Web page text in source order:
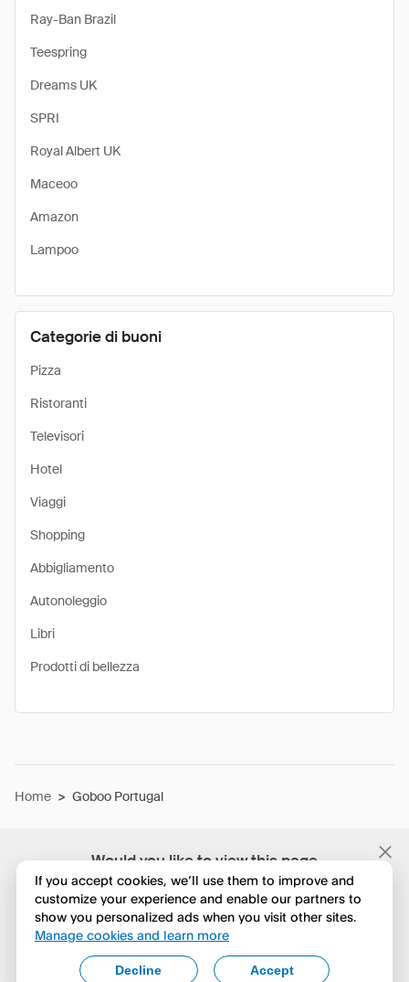
Would you like to view this page
in English?
No, continua a esplorare
Yes, change to English
Ray-Ban Brazil
Teespring
Dreams UK
SPRI
Royal Albert UK
Maceoo
Amazon
Lampoo
Categorie di buoni
Pizza
Ristoranti
Televisori
Hotel
Viaggi
Shopping
Abbigliamento
Autonoleggio
Libri
Prodotti di bellezza
Home > Goboo Portugal
If you accept cookies, we’ll use them to improve and
customize your experience and enable our partners to
show you personalized ads when you visit other sites.
Manage cookies and learn more
Accept
Decline